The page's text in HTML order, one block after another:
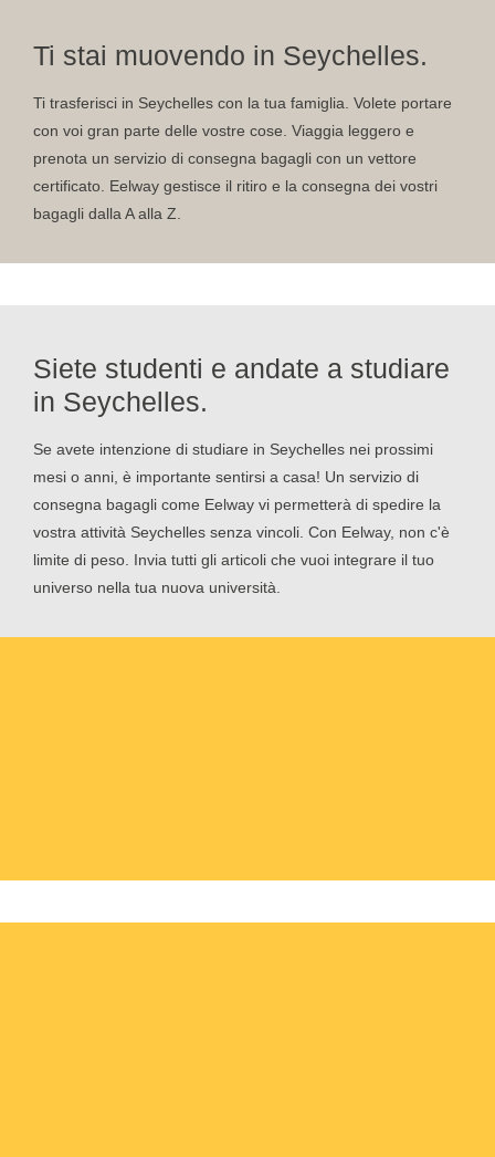
Ti stai muovendo in Seychelles.
Ti trasferisci in Seychelles con la tua famiglia. Volete portare
con voi gran parte delle vostre cose. Viaggia leggero e
prenota un servizio di consegna bagagli con un vettore
certificato. Eelway gestisce il ritiro e la consegna dei vostri
bagagli dalla A alla Z.
Siete studenti e andate a studiare
in Seychelles.
Se avete intenzione di studiare in Seychelles nei prossimi
mesi o anni, è importante sentirsi a casa! Un servizio di
consegna bagagli come Eelway vi permetterà di spedire la
vostra attività Seychelles senza vincoli. Con Eelway, non c'è
limite di peso. Invia tutti gli articoli che vuoi integrare il tuo
universo nella tua nuova università.